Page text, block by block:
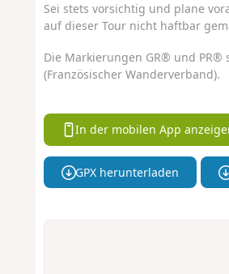
Sei stets vorsichtig und plane
auf dieser Tour nicht haftbar
Die Markierungen GR® und PR®
(Französischer Wanderverband).
In der mobilen App
GPX herunterladen